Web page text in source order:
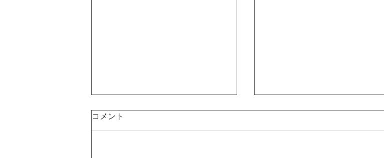
コメント